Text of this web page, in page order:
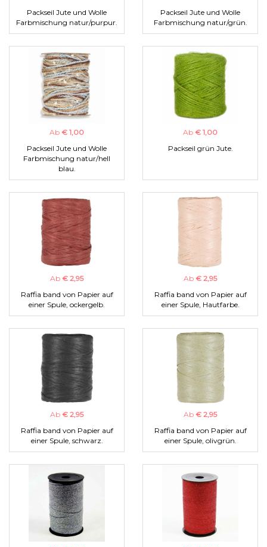
Packseil Jute und Wolle
Farbmischung natur/purpur.
Packseil Jute und Wolle
Farbmischung natur/grün.
Ab € 1,00
Packseil Jute und Wolle
Farbmischung natur/hell
blau.
Ab € 1,00
Packseil grün Jute.
Ab € 2,95
Raffia band von Papier auf
einer Spule, ockergelb.
Ab € 2,95
Raffia band von Papier auf
einer Spule, Hautfarbe.
Ab € 2,95
Raffia band von Papier auf
einer Spule, schwarz.
Ab € 2,95
Raffia band von Papier auf
einer Spule, olivgrün.